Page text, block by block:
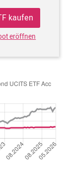
kaufen
eröffnen